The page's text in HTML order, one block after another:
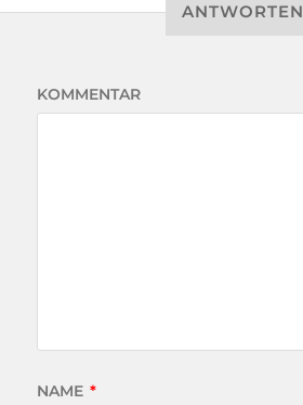
ANTWORTEN
KOMMENTAR
NAME *